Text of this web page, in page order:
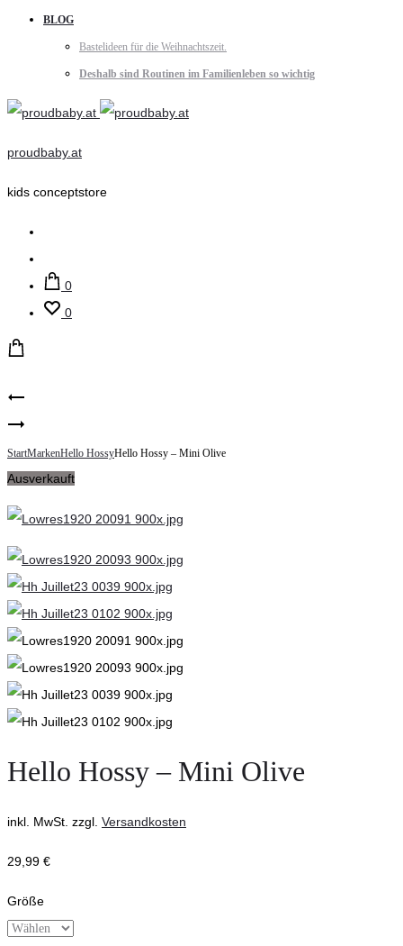
BLOG
Bastelideen für die Weihnachtszeit.
Deshalb sind Routinen im Familienleben so wichtig
proudbaby.at
kids conceptstore
0
0
Product
navigation
–
T-
blazer
cloud
dancer
Hello
Hossy
–
Rubber
StartMarkenHello HossyHello Hossy – Mini Olive
Ausverkauft
Hello Hossy – Mini Olive
inkl. MwSt. zzgl. Versandkosten
29,99 €
Größe